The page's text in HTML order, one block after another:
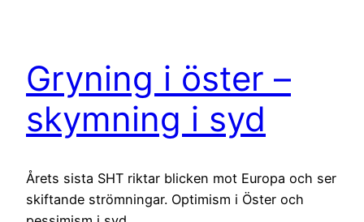
Gryning i öster –
skymning i syd
Årets sista SHT riktar blicken mot Europa och ser
skiftande strömningar. Optimism i Öster och